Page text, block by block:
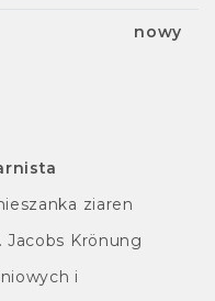
nowy
ziaren
Krönung
i